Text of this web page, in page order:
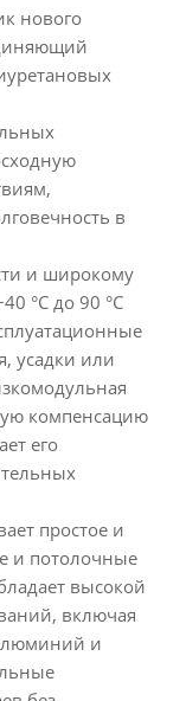
нового
в
и широкому
°C до 90 °C
усадки или
компенсацию
его
простое и
и потолочные
высокой
включая
и